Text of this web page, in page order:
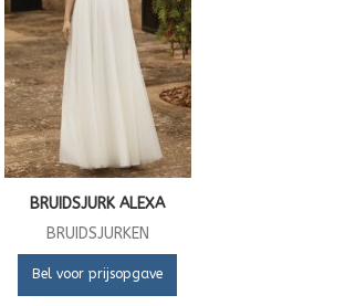
BRUIDSJURK ALEXA
BRUIDSJURKEN
Bel voor prijsopgave